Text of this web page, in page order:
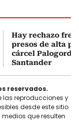
Hay rechazo
presos de alta
cárcel Palogordo
Santander
reservados.
las reproducciones y
desde este sitio
que resulten